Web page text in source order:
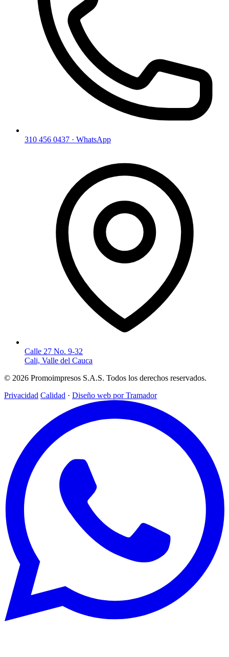
310 456 0437 · WhatsApp
Calle 27 No. 9-32
Cali, Valle del Cauca
© 2026 Promoimpresos S.A.S. Todos los derechos reservados.
Privacidad Calidad · Diseño web por Tramador